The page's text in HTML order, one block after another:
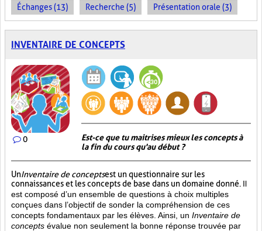
Échanges (13) Recherche (5) Présentation orale (3)
INVENTAIRE DE CONCEPTS
0
Est-ce que tu maitrises mieux les concepts à
la fin du cours qu'au début ?
UnInventaire de conceptsest un questionnaire sur les
connaissances et les concepts de base dans un domaine donné. Il
est composé d’un ensemble de questions à choix multiples
conçues dans l’objectif de sonder la compréhension de ces
concepts fondamentaux par les élèves. Ainsi, un Inventaire de
concepts évalue non seulement la bonne réponse trouvée par